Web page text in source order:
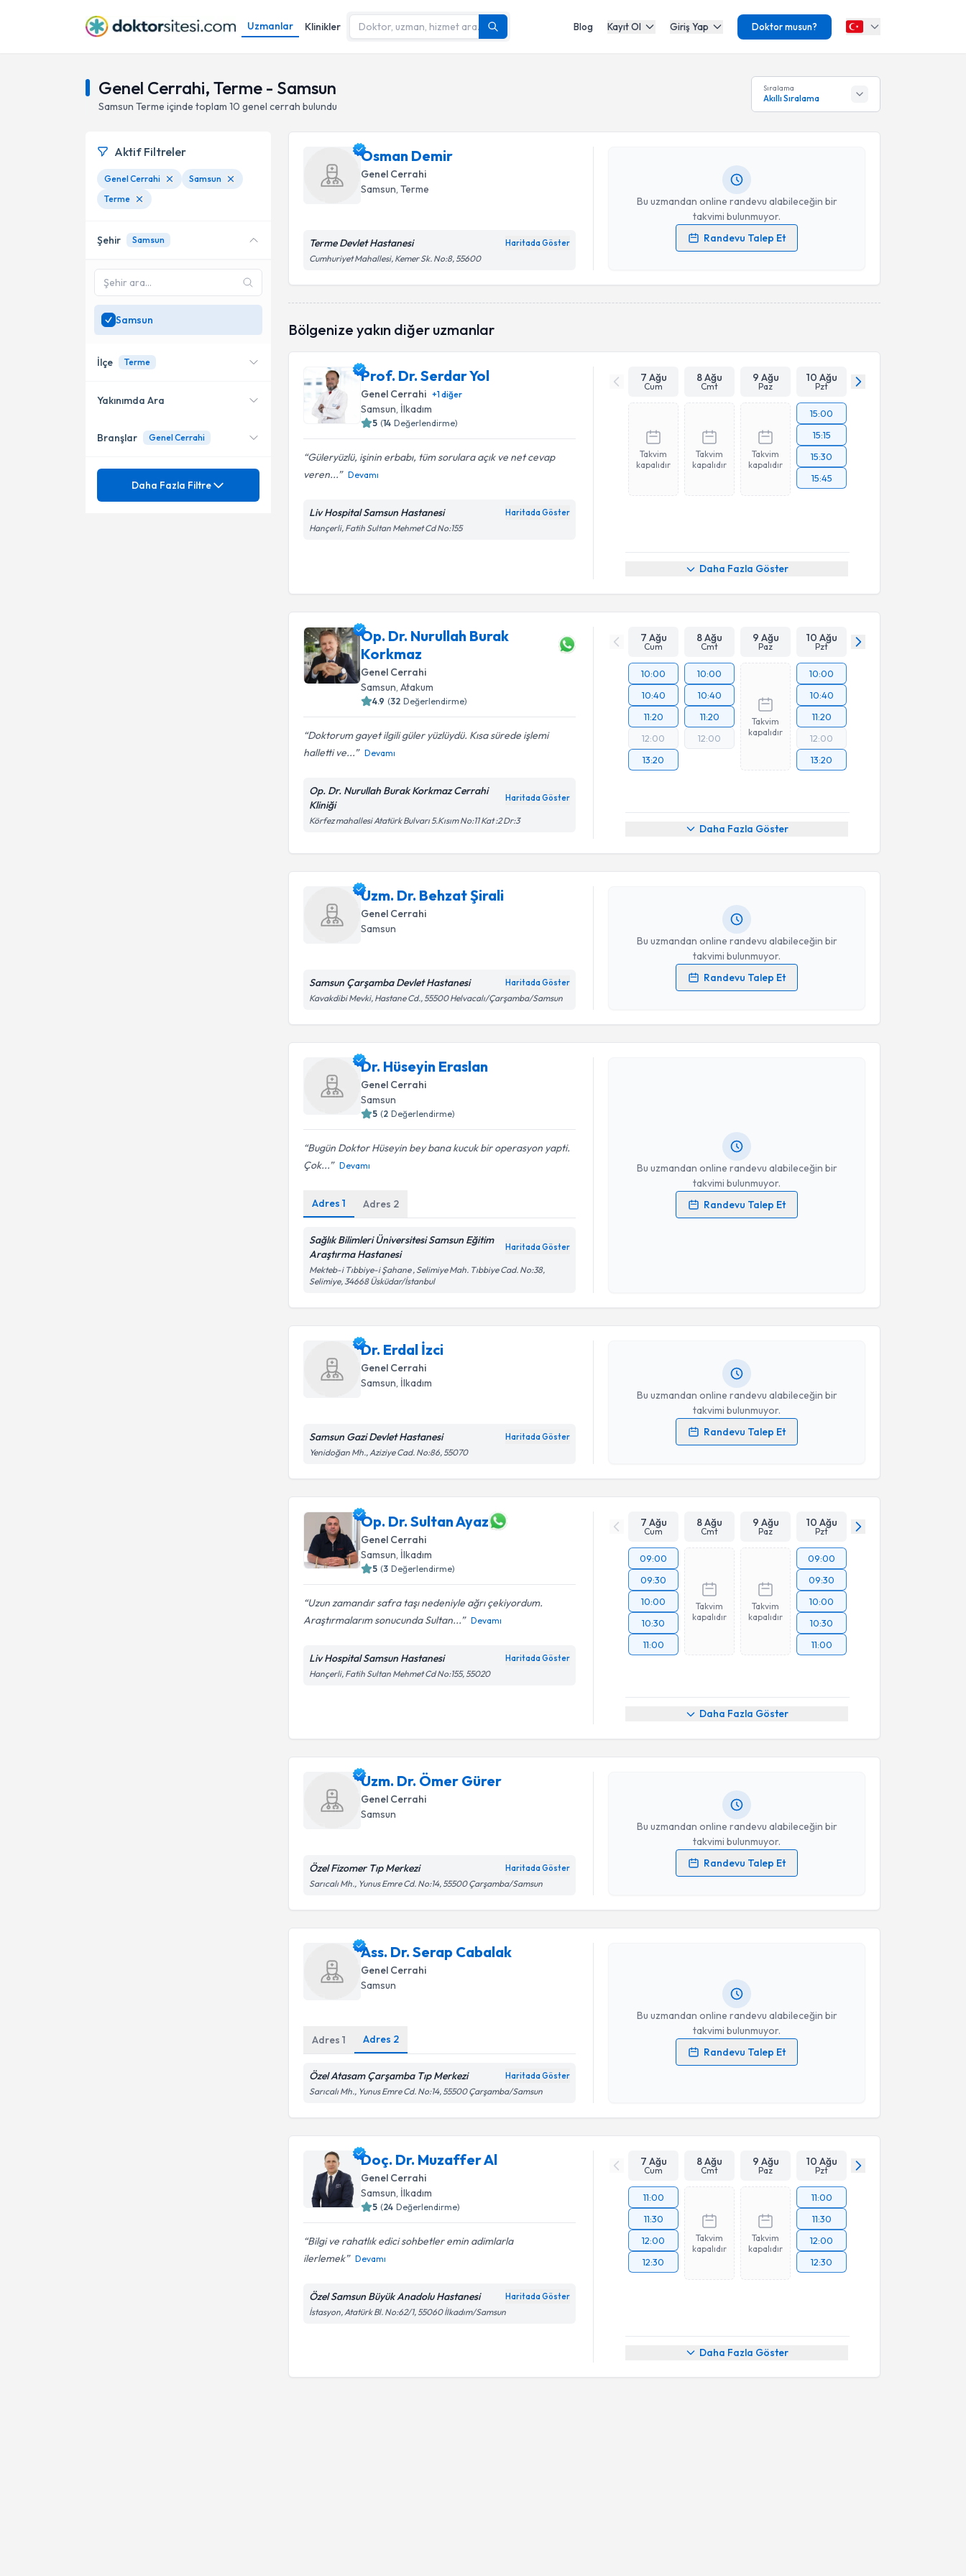
Uzmanlar Klinikler Blog Kayıt Ol Giriş Yap Doktor musun?
Genel Cerrahi, Terme - Samsun
Samsun Terme içinde toplam 10 genel cerrah bulundu
Sıralama
Akıllı Sıralama
Osman Demir
Genel Cerrahi
Samsun,Terme
Terme Devlet Hastanesi Haritada Göster
Cumhuriyet Mahallesi, Kemer Sk. No:8, 55600
Bu uzmandan online randevu alabileceğin bir
takvimi bulunmuyor.
Randevu Talep Et
Kişisel verilerimin işlenmesine ilişkinAydınlatma Metni
işlenmesini kabul ediyorum.
Bölgenize yakın diğer uzmanlar
Prof. Dr. Serdar Yol
Genel Cerrahi +1diğer
Samsun, İlkadım
5 (14 Değerlendirme)
Güleryüzlü, işinin erbabı, tüm sorulara açık ve net cevap
veren...
Devamı
Liv Hospital Samsun Hastanesi Haritada Göster
Hançerli, Fatih Sultan Mehmet Cd No:155
7 Ağu
Cum
8 Ağu
Cmt
9 Ağu
Paz
10 Ağu
Pzt
Takvim
kapalıdır
Takvim
kapalıdır
Takvim
kapalıdır
15:00
15:15
15:30
15:45
Daha Fazla Göster
Op. Dr. Nurullah Burak
Korkmaz
Genel Cerrahi
Samsun ,Atakum
4.9 (32 Değerlendirme)
Doktorum gayet ilgili güler yüzlüydü. Kısa sürede işlemi
halletti ve...
Devamı
Op. Dr. Nurullah Burak Korkmaz Cerrahi
Kliniği
Haritada Göster
Körfez mahallesi Atatürk Bulvarı 5.Kısım No:11 Kat :2 Dr:3
7 Ağu
Cum
8 Ağu
Cmt
9 Ağu
Paz
10 Ağu
Pzt
10:00
10:40
11:20
12:00
13:20
10:00
10:40
11:20
12:00
Takvim
kapalıdır
10:00
10:40
11:20
12:00
13:20
Daha Fazla Göster
Uzm. Dr. Behzat Şirali
Genel Cerrahi
Samsun
Samsun Çarşamba Devlet Hastanesi Haritada Göster
Kavakdibi Mevki, Hastane Cd., 55500 Helvacalı/Çarşamba/Samsun
Bu uzmandan online randevu alabileceğin bir
takvimi bulunmuyor.
Randevu Talep Et
Randevu Takvimi Talebi
Kişisel verilerimin işlenmesine ilişkinAydınlatma Metni
işlenmesini kabul ediyorum.
Dr. Hüseyin Eraslan
Genel Cerrahi
Samsun
5 (2 Değerlendirme)
Bugün Doktor Hüseyin bey bana kucuk bir operasyon yapti.
Çok...
Devamı
Adres1 Adres 2
Sağlık Bilimleri Üniversitesi Samsun Eğitim
Araştırma Hastanesi
Haritada Göster
Mekteb-i Tıbbiye-i Şahane , Selimiye Mah. Tıbbiye Cad. No:38,
Selimiye, 34668 Üsküdar/İstanbul
Bu uzmandan online randevu alabileceğin bir
takvimi bulunmuyor.
Randevu Talep Et
Randevu Takvimi Talebi
Kişisel verilerimin işlenmesine ilişkinAydınlatma Metni
Dr. Erdal İzci
Genel Cerrahi
Samsun, İlkadım
Samsun Gazi Devlet Hastanesi Haritada Göster
Yenidoğan Mh., Aziziye Cad. No:86, 55070
Bu uzmandan online randevu alabileceğin bir
takvimi bulunmuyor.
Randevu Talep Et
Kişisel verilerimin işlenmesine ilişkinAydınlatma Metni
işlenmesini kabul ediyorum.
Takvim Talebini Gönder
Op. Dr. Sultan Ayaz
Genel Cerrahi
Samsun, İlkadım
5 (3 Değerlendirme)
Uzun zamandır safra taşı nedeniyle ağrı çekiyordum.
Araştırmalarım sonucunda Sultan...
Devamı
Liv Hospital Samsun Hastanesi Haritada Göster
Hançerli, Fatih Sultan Mehmet Cd No:155, 55020
7 Ağu
Cum
8 Ağu
Cmt
9 Ağu
Paz
10 Ağu
Pzt
09:00
09:30
10:00
10:30
11:00
Takvim
kapalıdır
Takvim
kapalıdır
09:00
09:30
10:00
10:30
11:00
Daha Fazla Göster
Uzm. Dr. Ömer Gürer
Genel Cerrahi
Samsun
Özel Fizomer Tıp Merkezi Haritada Göster
Sarıcalı Mh., Yunus Emre Cd. No:14, 55500 Çarşamba/Samsun
Bu uzmandan online randevu alabileceğin bir
takvimi bulunmuyor.
Randevu Talep Et
Randevu Takvimi Talebi
Kişisel verilerimin işlenmesine ilişkinAydınlatma Metni
Ass. Dr. Serap Cabalak
Genel Cerrahi
Samsun
Adres1 Adres 2
Özel Atasam Çarşamba Tıp Merkezi Haritada Göster
Sarıcalı Mh., Yunus Emre Cd. No:14, 55500 Çarşamba/Samsun
Bu uzmandan online randevu alabileceğin bir
takvimi bulunmuyor.
Randevu Talep Et
Randevu Takvimi Talebi
Kişisel verilerimin işlenmesine ilişkinAydınlatma Metni
Takvim Talebini Gönder
Doç. Dr. Muzaffer Al
Genel Cerrahi
Samsun İlkadım
5 (24 Değerlendirme)
Bilgi ve rahatlık edici sohbetler emin adimlarla
ilerlemek
Devamı
Özel Samsun Büyük Anadolu Hastanesi Haritada Göster
İstasyon, Atatürk Bl. No:62/1, 55060 İlkadım/Samsun
7 Ağu
Cum
8 Ağu
Cmt
9 Ağu
Paz
10 Ağu
Pzt
11:00
11:30
12:00
12:30
Takvim
kapalıdır
Takvim
kapalıdır
11:00
11:30
12:00
12:30
Daha Fazla Göster
Aktif Filtreler
Genel Cerrahi
Samsun
Terme
Şehir Samsun
Samsun
İlçe Terme
İlkadım
Atakum
Canik
Yakınımda Ara
Konumuma yakın uzmanları
Branşlar Genel Cerrahi
Daha Fazla Filtre